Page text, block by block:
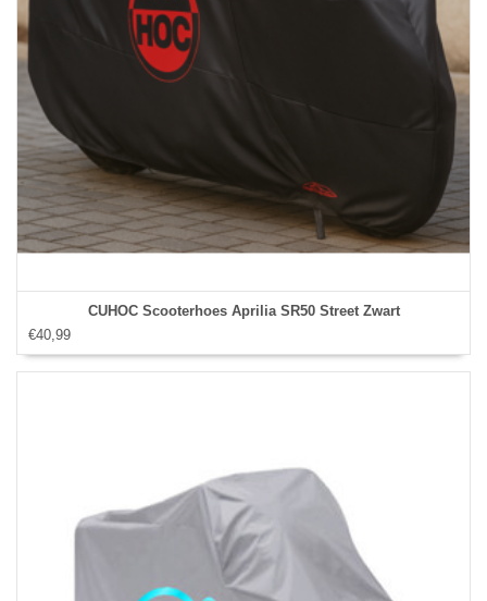
CUHOC Scooterhoes Aprilia SR50 Street Zwart
€40,99